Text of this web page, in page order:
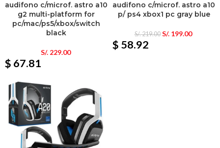
audifono c/microf. astro a10
g2 multi-platform for
pc/mac/ps5/xbox/switch
black
S/.229.00
$ 67.81
audifono c/microf. astro a10
p/ ps4 xbox1 pc gray blue
S/.219.00 S/.199.00
$ 58.92